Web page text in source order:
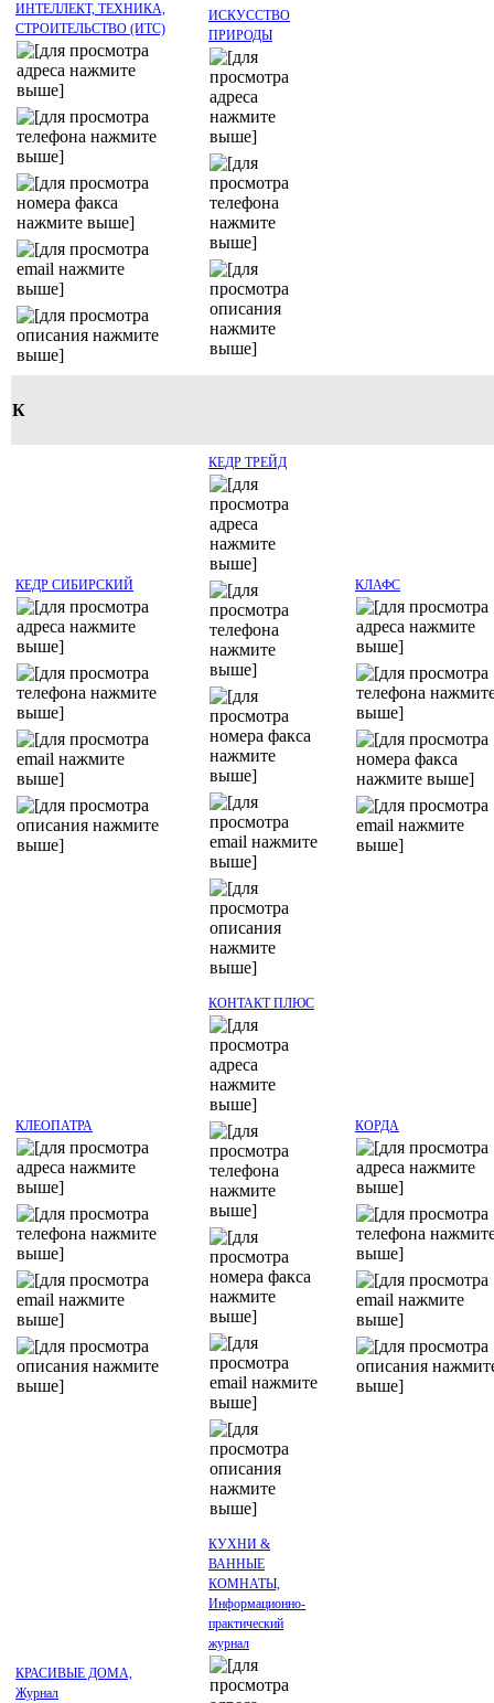
ИНТЕЛЛЕКТ, ТЕХНИКА,
СТРОИТЕЛЬСТВО (ИТС)
ИСКУССТВО
ПРИРОДЫ
К
КЕДР СИБИРСКИЙ
КЕДР ТРЕЙД
КЛАФС
КЛЕОПАТРА
КОНТАКТ ПЛЮС
КОРДА
КРАСИВЫЕ ДОМА,
Журнал
КУХНИ &
ВАННЫЕ
КОМНАТЫ,
Информационно-
практический
журнал